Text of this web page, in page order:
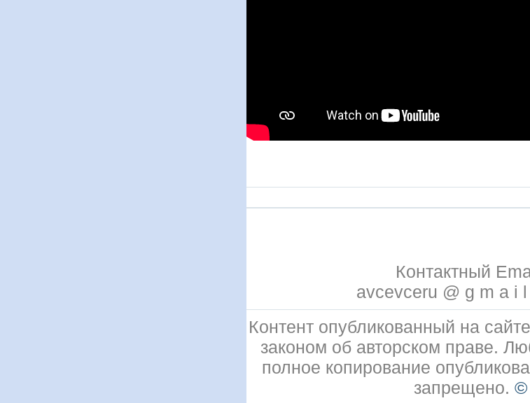
Контактный
avcevceru @ g m a i
Контент опубликованный на
законом об авторском праве.
полное копирование
запрещено. ©